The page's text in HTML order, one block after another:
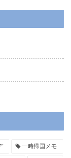
一時帰国メモ